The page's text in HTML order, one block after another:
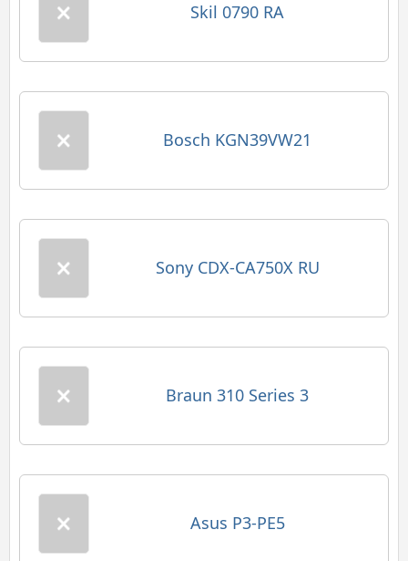
Skil 0790 RA
Bosch KGN39VW21
Sony CDX-CA750X RU
Braun 310 Series 3
Asus P3-PE5